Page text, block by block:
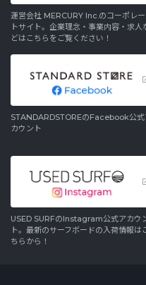
運営会社 MERCURY Inc.のコーポレー
トサイト。企業理念・事業内容・求人
どはこちらをご覧ください！
STANDARDSTOREのFacebook公式
カウント
USED SURFのInstagram公式アカウ
ト。最新のサーフボードの入荷情報は
ちらから！